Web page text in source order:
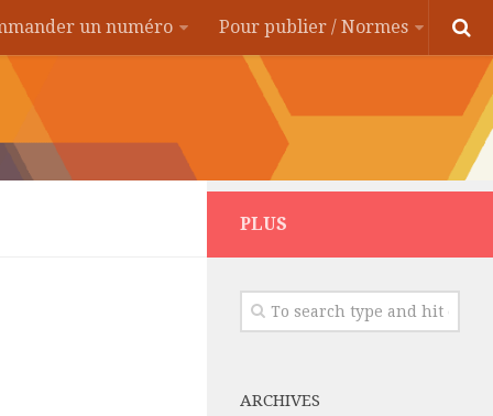
un numéro Pour publier / Normes
PLUS
ARCHIVES